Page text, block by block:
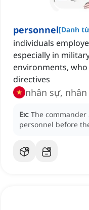
personnel[Danh
individuals
especially in
environments,
directives
nhân sự, nhân
Ex: The
personnel before